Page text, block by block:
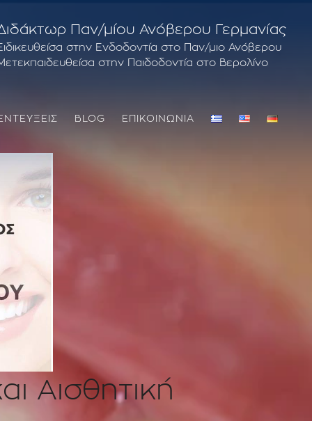
Παν/μίου Ανόβερου Γερμανίας
στην Ενδοδοντία στο Παν/μιο Ανόβερου
στην Παιδοδοντία στο Βερολίνο
BLOG ΕΠΙΚΟΙΝΩΝΙΑ
Αισθητική